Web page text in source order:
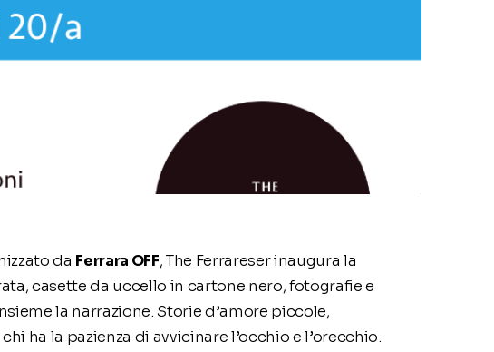
da Ferrara OFF, The Ferrareser inaugura la
casette da uccello in cartone nero, fotografie e
la narrazione. Storie d’amore piccole,
ha la pazienza di avvicinare l’occhio e l’orecchio.